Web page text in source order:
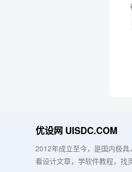
优设网 UISDC.COM
2012年成立至今，是国内极
看设计文章，学软件教程，找